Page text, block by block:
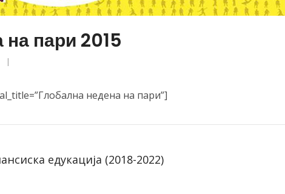
пари 2015
|
недена на пари”]
едукација (2018-2022)